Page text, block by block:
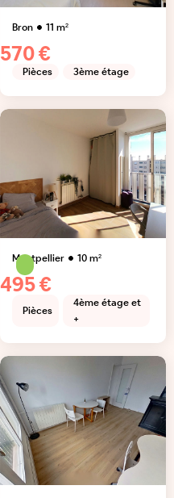
Bron 11 m²
570 €
Pièces 3ème étage
Montpellier 10m²
495 €
Pièces
4ème étage et
+